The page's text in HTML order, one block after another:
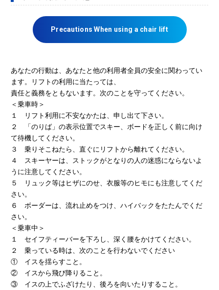
Precautions When using a chair lift
あなたの行動は、あなたと他の利用者全員の安全に関わってい
ます。リフトの利用に当たっては、
責任と義務をともないます。次のことを守ってください。
＜乗車時＞
１ リフト利用に不安なかたは、申し出て下さい。
２ 「のりば」の表示位置でスキー、ボードを正しく前に向け
て待機してください。
３ 乗りそこねたら、直ぐにリフトから離れてください。
４ スキーヤーは、ストックがとなりの人の迷惑にならないよ
うに注意してください。
５ リュック等はヒザにのせ、衣服等のヒモにも注意してくだ
さい。
６ ボーダーは、流れ止めをつけ、ハイバックをたたんでくだ
さい。
＜乗車中＞
１ セイフティーバーを下ろし、深く腰をかけてください。
２ 乗っている時は、次のことを行わないでください
① イスを揺らすこと。
② イスから飛び降りること。
③ イスの上でふざけたり、後ろを向いたりすること。